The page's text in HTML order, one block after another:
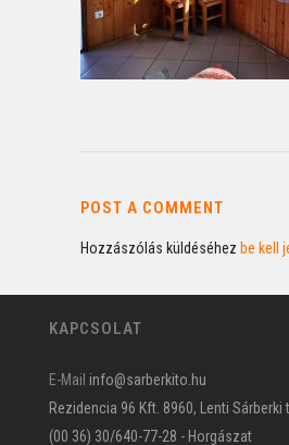
POST A COMMENT
Hozzászólás küldéséhez be kell
KAPCSOLAT
E-Mail info@sarberkito.hu
Rezidencia 96 Kft. 8960, Lenti Sárberki
(00 36) 30/640-77-28 - Horgászat